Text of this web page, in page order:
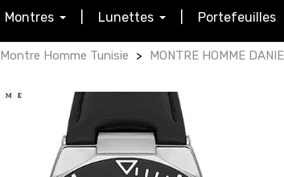
Montres Lunettes Portefeuilles
Montre Homme Tunisie MONTRE HOMME